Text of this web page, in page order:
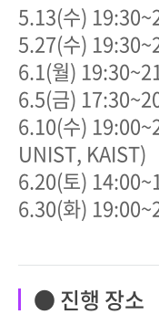
5.13(수)
5.27(수)
6.1(월)
6.5(금)
6.10(수)
UNIST, KAIST)
6.20(토)
6.30(화)
● 진행 장소